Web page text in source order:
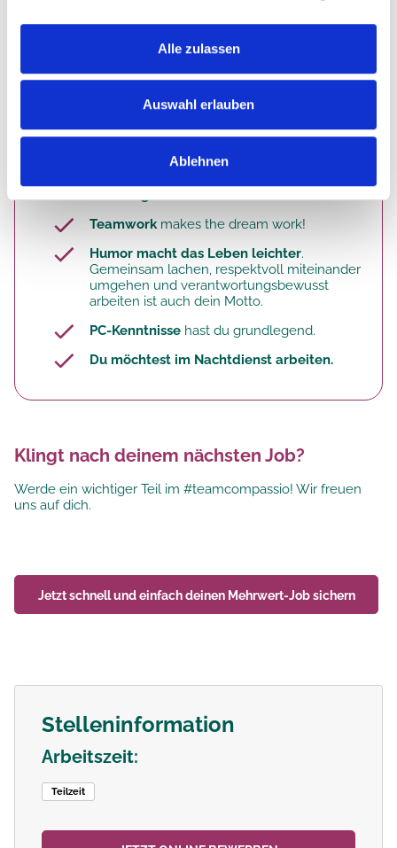
Alle zulassen
Auswahl erlauben
Ablehnen
Altenpfleger
Gesundheitspfleger
Krankenpfleger
Pflegefachmann / Pflegefachfrau
Das macht dich aus:
Teamworkmakes the dream work!
Humor macht das Leben leichter.
Gemeinsam lachen, respektvoll miteinander
umgehen und verantwortungsbewusst
arbeiten ist auch dein Motto.
PC-Kenntnisse hast du grundlegend.
Du möchtest im Nachtdienst arbeiten.
Klingt nach deinem nächsten Job?
Werde ein wichtiger Teil im #teamcompassio! Wir freuen
uns auf dich.
Jetzt schnell und einfach deinen Mehrwert-Jobsichern
Stelleninformation
Arbeitszeit:
Teilzeit